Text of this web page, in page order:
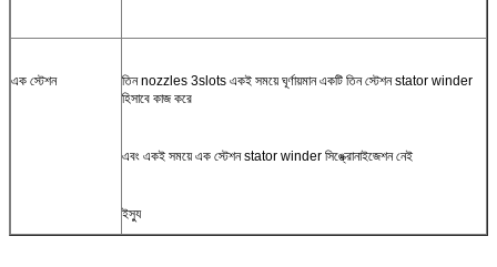
এক স্টেশন
তিন nozzles 3slots একই সময়ে ঘূর্ণায়মান একটি তিন স্টেশন stator winder
হিসাবে কাজ করে
এবং একই সময়ে এক স্টেশন stator winder সিঙ্ক্রোনাইজেশন নেই
ইস্যু